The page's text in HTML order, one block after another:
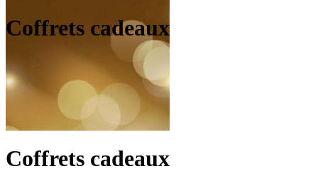
Coffrets cadeaux
Coffrets cadeaux